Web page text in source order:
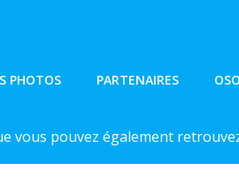
PHOTOS PARTENAIRES
vous pouvez également